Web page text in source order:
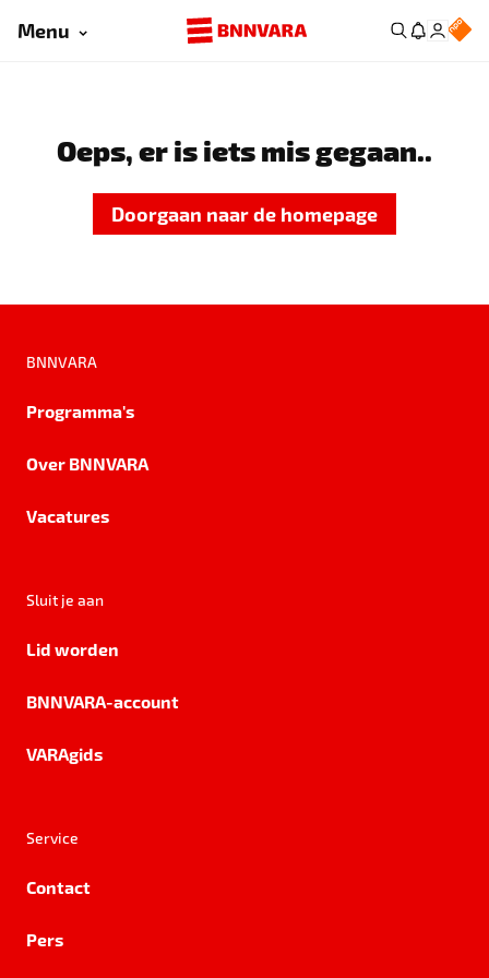
Menu
Oeps, er is iets mis gegaan..
Doorgaan naar de homepage
BNNVARA
Programma's
Over BNNVARA
Vacatures
Sluit je aan
Lid worden
BNNVARA-account
VARAgids
Service
Contact
Pers